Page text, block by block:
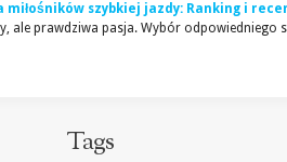
miłośników szybkiej jazdy: Ranking i
ale prawdziwa pasja. Wybór
Tags